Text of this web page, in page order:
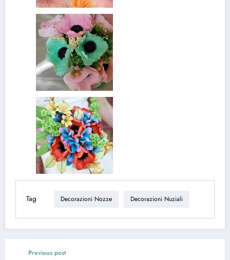
Tag Decorazioni Nozze Decorazioni Nuziali
Previous post